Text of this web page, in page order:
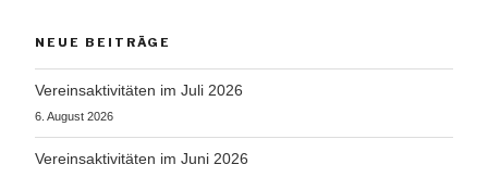
NEUE BEITRÄGE
Vereinsaktivitäten im Juli 2026
6. August 2026
Vereinsaktivitäten im Juni 2026